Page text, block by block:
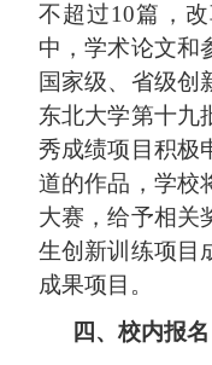
不超过10篇，
中，学术论文和
国家级、省级创
东北大学第十九
秀成绩项目积极
道的作品，学校
大赛 ，给予相关
生创新训练项目
成果项目。
四 、校内报名